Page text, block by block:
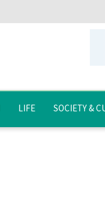
LIFE SOCIETY &